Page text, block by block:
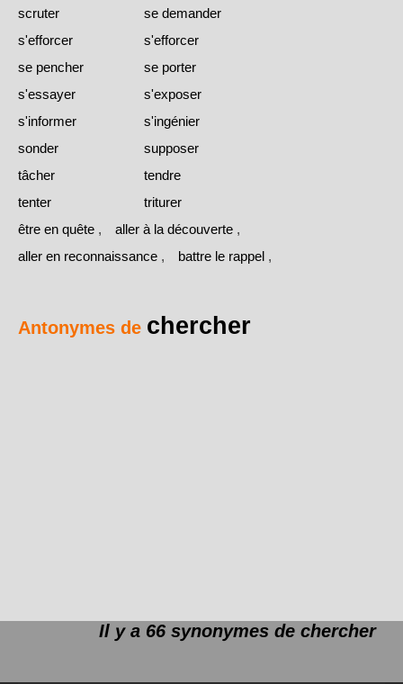
scruter
se demander
s'efforcer
s'efforcer
se pencher
se porter
s'essayer
s'exposer
s'informer
s'ingénier
sonder
supposer
tâcher
tendre
tenter
triturer
être en quête , aller à la découverte ,
aller en reconnaissance , battre le rappel ,
Antonymes de chercher
Il y a 66 synonymes de chercher